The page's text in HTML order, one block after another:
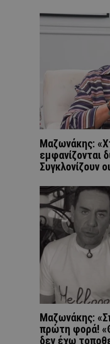
Μαζωνάκης:
εμφανίζονται
Συγκλονίζουν
Μαζωνάκης:
πρώτη φορά!
δεν έχω